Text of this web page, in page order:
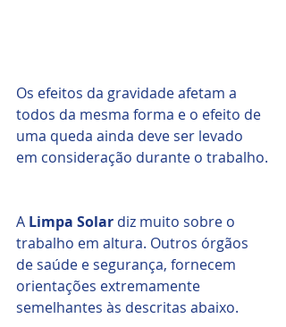
Os efeitos da gravidade afetam a
todos da mesma forma e o efeito de
uma queda ainda deve ser levado
em consideração durante o trabalho.
A Limpa Solar diz muito sobre o
trabalho em altura. Outros órgãos
de saúde e segurança, fornecem
orientações extremamente
semelhantes às descritas abaixo.